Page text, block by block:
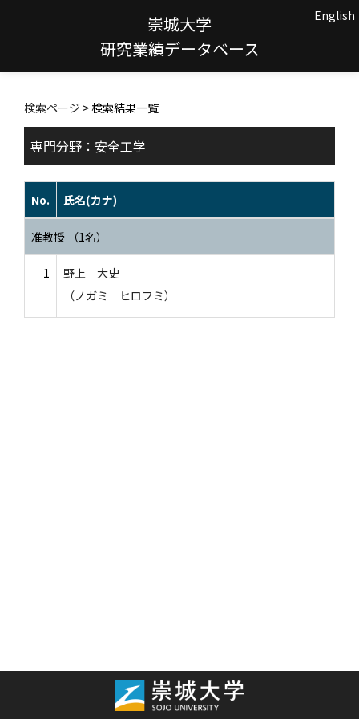
崇城大学
研究業績データベース
English
検索ページ > 検索結果一覧
専門分野：安全工学
No. 氏名(カナ)
准教授 （1名）
1
野上 大史
（ノガミ ヒロフミ）